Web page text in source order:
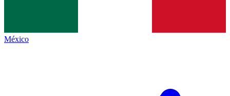
México